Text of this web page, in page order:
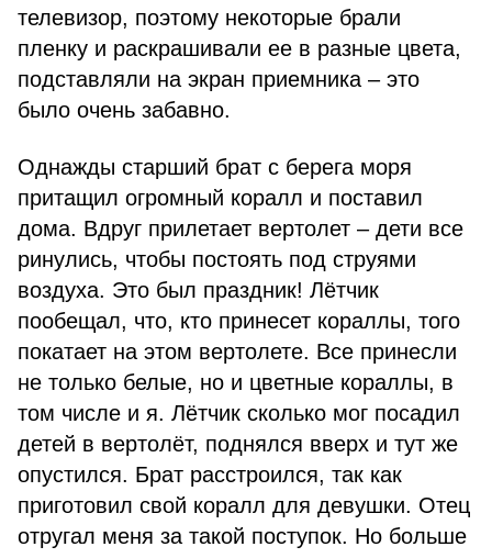
телевизор, поэтому некоторые брали
пленку и раскрашивали ее в разные цвета,
подставляли на экран приемника – это
было очень забавно.
Однажды старший брат с берега моря
притащил огромный коралл и поставил
дома. Вдруг прилетает вертолет – дети все
ринулись, чтобы постоять под струями
воздуха. Это был праздник! Лётчик
пообещал, что, кто принесет кораллы, того
покатает на этом вертолете. Все принесли
не только белые, но и цветные кораллы, в
том числе и я. Лётчик сколько мог посадил
детей в вертолёт, поднялся вверх и тут же
опустился. Брат расстроился, так как
приготовил свой коралл для девушки. Отец
отругал меня за такой поступок. Но больше